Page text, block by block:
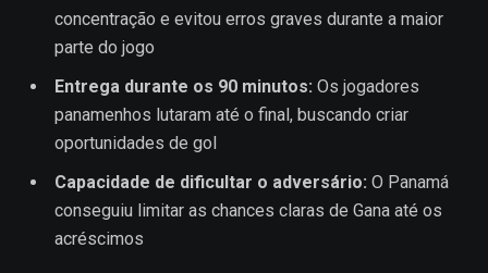
concentração e evitou erros graves durante a maior
parte do jogo
Entrega durante os 90 minutos: Os jogadores
panamenhos lutaram até o final, buscando criar
oportunidades de gol
Capacidade de dificultar o adversário: O Panamá
conseguiu limitar as chances claras de Gana até os
acréscimos